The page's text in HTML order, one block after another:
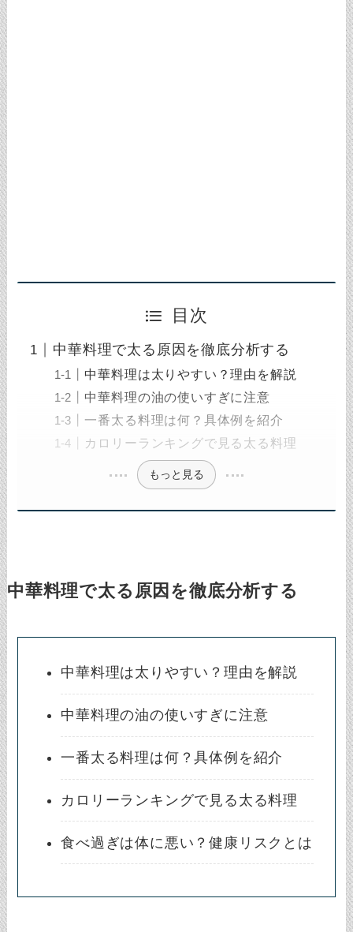
目次
中華料理で太る原因を徹底分析する
中華料理は太りやすい？理由を解説
中華料理の油の使いすぎに注意
一番太る料理は何？具体例を紹介
カロリーランキングで見る太る料理
もっと見る
中華料理で太る原因を徹底分析する
中華料理は太りやすい？理由を解説
中華料理の油の使いすぎに注意
一番太る料理は何？具体例を紹介
カロリーランキングで見る太る料理
食べ過ぎは体に悪い？健康リスクとは